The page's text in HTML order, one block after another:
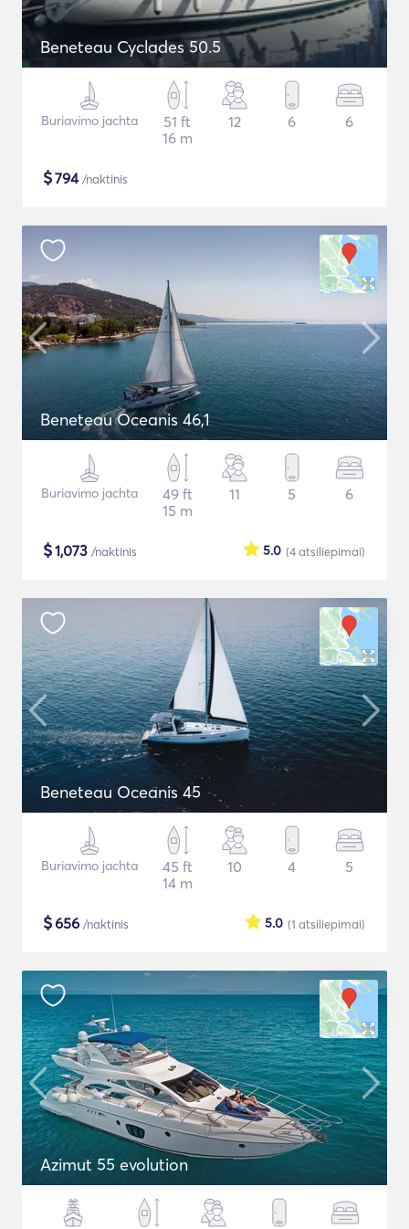
Beneteau Cyclades 50.5
Buriavimo jachta
51 ft
16 m
12 6 6
$794/naktinis
Beneteau Oceanis 46,1
Buriavimo jachta
49 ft
15 m
11 5 6
$1,073 /naktinis (4atsiliepimai)
5.0
Beneteau Oceanis 45
Buriavimo jachta
45 ft
14 m
10 4 5
$656 /naktinis (1 atsiliepimai)
5.0
Azimut 55 evolution